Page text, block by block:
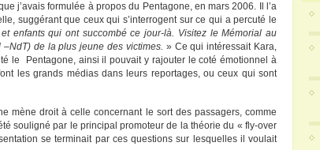
j’avais formulée à propos du Pentagone, en mars 2006. Il l’a
suggérant que ceux qui s’interrogent sur ce qui a percuté le
enfants qui ont succombé ce jour-là. Visitez le Mémorial au
de la plus jeune des victimes. » Ce qui intéressait Kara,
le Pentagone, ainsi il pouvait y rajouter le coté émotionnel à
les grands médias dans leurs reportages, ou ceux qui sont
mène droit à celle concernant le sort des passagers, comme
souligné par le principal promoteur de la théorie du « fly-over
se terminait par ces questions sur lesquelles il voulait